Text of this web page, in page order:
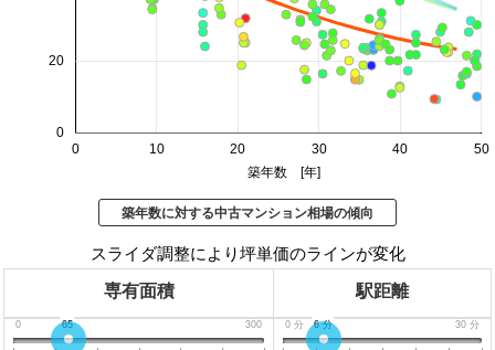
0 10 20 30 40 50
0
20
築年数 [年]
築年数に対する中古マンション相場の傾向
スライダ調整により坪単価のラインが変化
専有面積 駅距離
0 300
65 0分 30分
6分